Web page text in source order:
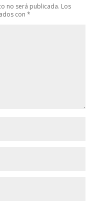
no será publicada. Los
con *